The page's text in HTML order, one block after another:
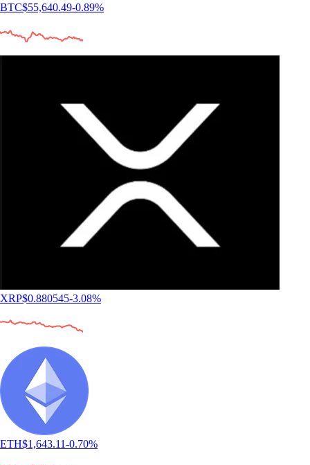
BTC$55,640.49-0.89%
XRP$0.880545-3.08%
ETH$1,643.11-0.70%